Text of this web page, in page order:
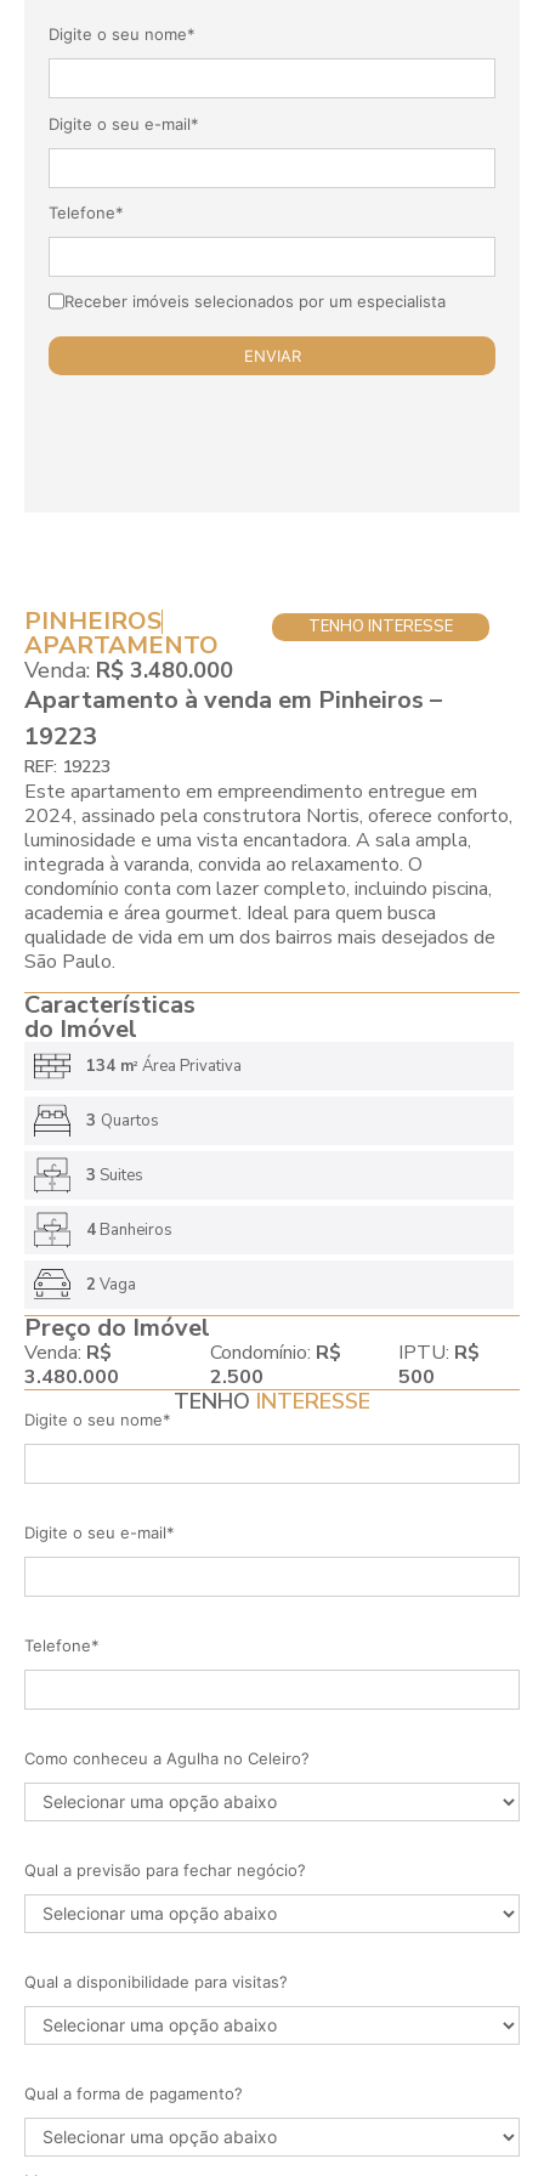
Digite o seu nome*
Digite o seu e-mail*
Telefone*
Receber imóveis selecionados por um especialista
PINHEIROS
APARTAMENTO
Venda: R$ 3.480.000
TENHO INTERESSE
Apartamento à venda em Pinheiros –
19223
REF: 19223
Este apartamento em empreendimento entregue em
2024, assinado pela construtora Nortis, oferece conforto,
luminosidade e uma vista encantadora. A sala ampla,
integrada à varanda, convida ao relaxamento. O
condomínio conta com lazer completo, incluindo piscina,
academia e área gourmet. Ideal para quem busca
qualidade de vida em um dos bairros mais desejados de
São Paulo.
Características
do Imóvel
134 m2 Área Privativa
3 Quartos
3 Suites
4Banheiros
2 Vaga
Preço do Imóvel
Venda: R$
3.480.000
Condomínio: R$
2.500
IPTU: R$
500
TENHO INTERESSE
Digite o seu nome*
Digite o seu e-mail*
Telefone*
Como conheceu a Agulha no Celeiro?
Qual a previsão para fechar negócio?
Qual a disponibilidade para visitas?
Qual a forma de pagamento?